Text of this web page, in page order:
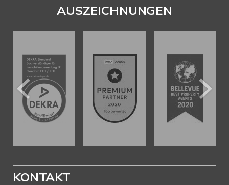
AUSZEICHNUNGEN
KONTAKT